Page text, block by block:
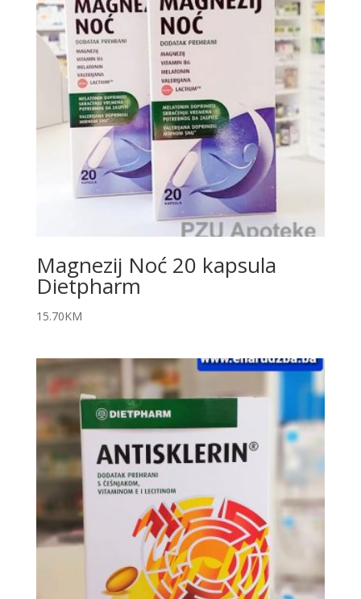
Magnezij Noć 20 kapsula
Dietpharm
15.70KM